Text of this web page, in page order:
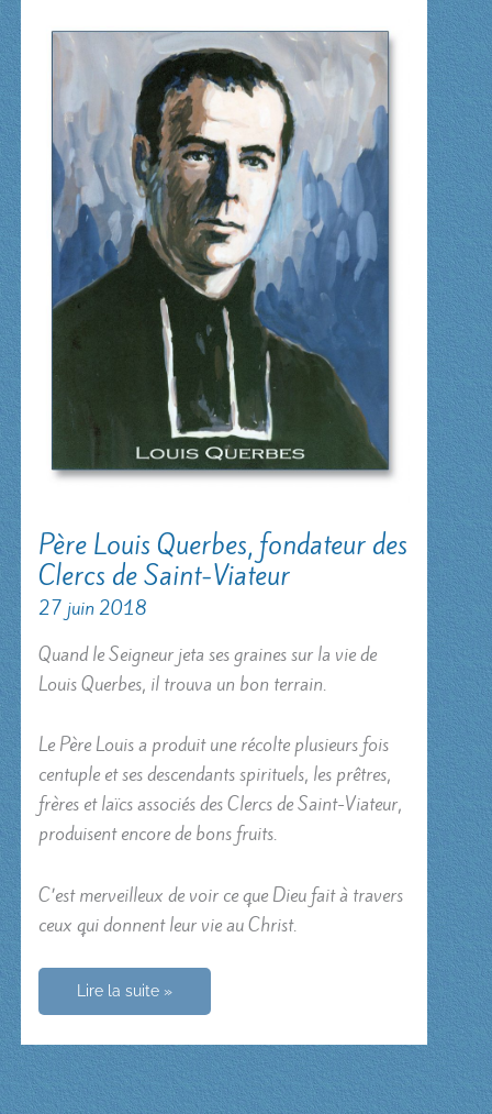
Père Louis Querbes, fondateur des
Clercs de Saint-Viateur
27 juin 2018
Quand le Seigneur jeta ses graines sur la vie de
Louis Querbes, il trouva un bon terrain.
Le Père Louis a produit une récolte plusieurs fois
centuple et ses descendants spirituels, les prêtres,
frères et laïcs associés des Clercs de Saint-Viateur,
produisent encore de bons fruits.
C’est merveilleux de voir ce que Dieu fait à travers
ceux qui donnent leur vie au Christ.
Père
Querbes,
des
Clercs
de
Saint-
Viateur
Lire la suite »